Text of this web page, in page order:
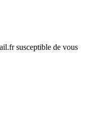
susceptible de vous